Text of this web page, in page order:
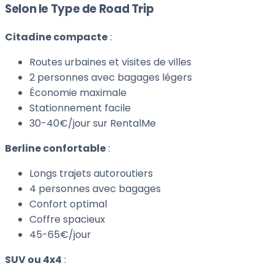
Selon le Type de Road Trip
Citadine compacte:
Routes urbaines et visites de villes
2 personnes avec bagages légers
Économie maximale
Stationnement facile
30-40€/jour sur RentalMe
Berline confortable:
Longs trajets autoroutiers
4 personnes avec bagages
Confort optimal
Coffre spacieux
45-65€/jour
SUV ou 4x4 :